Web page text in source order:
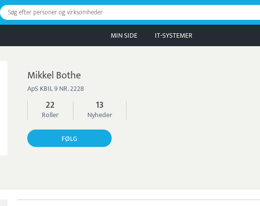
Søg efter personer og virksomheder
MIN SIDE IT-SYSTEMER
Mikkel Bothe
ApS KBIL 9 NR. 2228
22
Roller
13
Nyheder
FØLG